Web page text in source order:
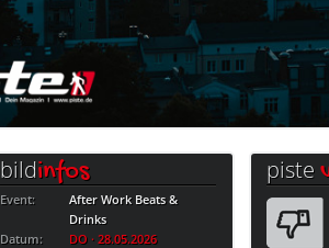
bildinfos
Event:
After Work Beats &
Drinks
Datum:
DO · 28.05.2026
piste